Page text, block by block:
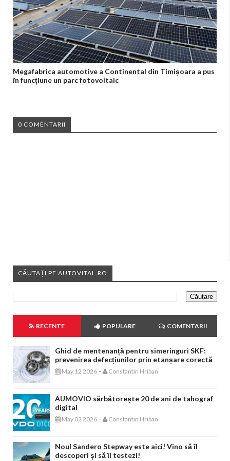
Megafabrica automotive a Continental din Timișoara a pus
în funcțiune un parc fotovoltaic
0 COMENTARII
CĂUTAȚI PE AUTOVITAL.RO
RECENTE POPULARE COMENTARII
Ghid de mentenanță pentru simeringuri SKF:
prevenirea defecțiunilor prin etanșare corectă
May 12 2026 - Constantin Hriban
AUMOVIO sărbătorește 20 de ani de tahograf
digital
May 02 2026 - Constantin Hriban
Noul Sandero Stepway este aici! Vino să îl
descoperi și să îl testezi!